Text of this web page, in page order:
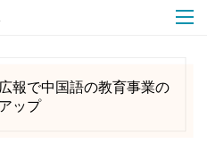
報で中国語の教育事業の
ップ